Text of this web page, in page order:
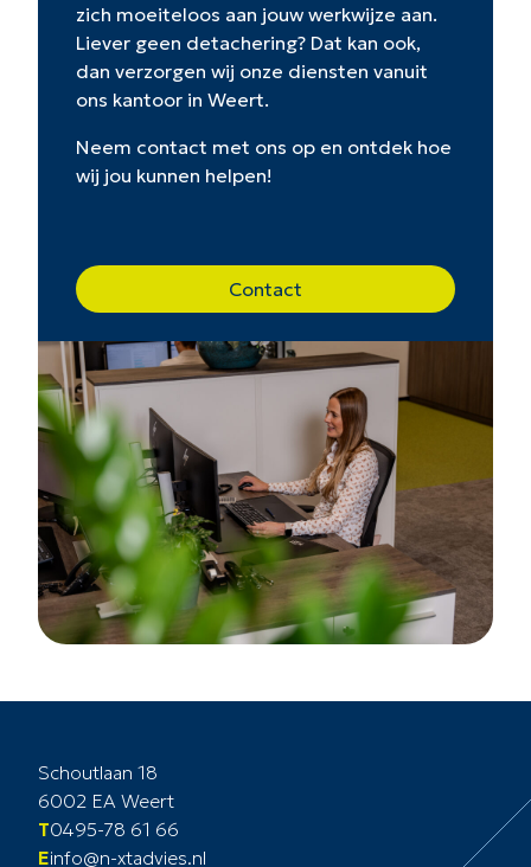
zich moeiteloos aan jouw werkwijze aan.
Liever geen detachering? Dat kan ook,
dan verzorgen wij onze diensten vanuit
ons kantoor in Weert.
Neem contact met ons op en ontdek hoe
wij jou kunnen helpen!
Contact
Schoutlaan 18
6002 EA Weert
T0495-78 61 66
Einfo@n-xtadvies.nl